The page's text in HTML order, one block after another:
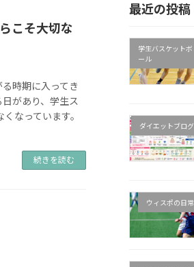
こそ大切な
時期に入ってき
があり、学生ス
なっています。
続きを読む
最近の投稿
学生バスケットボ
ール
ダイエットブログ
ウィスポの日常